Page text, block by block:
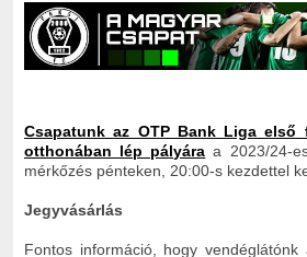
Csapatunk az OTP Bank Liga első
otthonában lép pályára a 2023/24-
mérkőzés pénteken, 20:00-s kezdettel
Jegyvásárlás
Fontos információ, hogy